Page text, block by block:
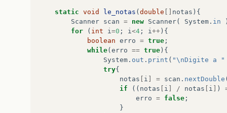
static void le_notas ( double notas ){
Scanner scan = new Scanner( System . in
for
( int i=0 ; i<4 ; i++ ){
boolean erro = true ;
while( erro == true ){
System . out . print ( "\nDigite a "
try{
notas
i = scan . nextDouble
if
(( notas i / notas i )
erro = false ;
}